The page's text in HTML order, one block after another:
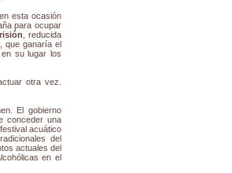
en esta ocasión
para ocupar
, reducida
que ganaría el
su lugar los
otra vez.
El gobierno
conceder una
acuático
del
actuales del
en el